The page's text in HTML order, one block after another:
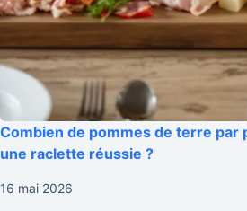
Combien de pommes de terre par
une raclette réussie ?
16 mai 2026